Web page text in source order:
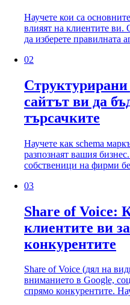
Научете кои са
влияят на клиентите ви.
да изберете правилната
02
сайтът ви да
търсачките
Научете как schema
разпознаят вашия
собственици на фирми
03
Share of Voice:
клиентите ви
конкурентите
Share of Voice (дял на
вниманието в Google,
спрямо конкурентите.